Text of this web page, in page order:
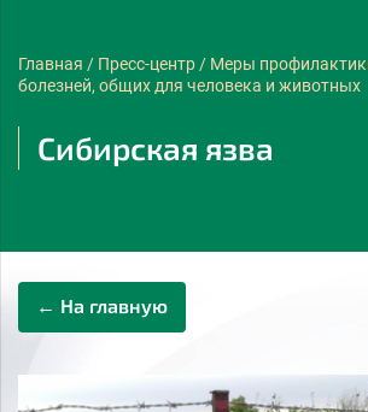
Главная / Пресс-центр / Меры
болезней, общих для человека и животных
Сибирская язва
← На главную